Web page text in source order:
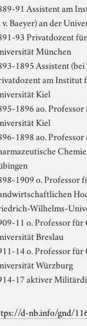
91 Assistent am
v. Baeyer) an der
93 Privatdozent
München
1895 Assistent
am Institut
Kiel
1896 ao.
Kiel
1898 ao.
1909 o. Professor
Wilhelms-
11 o. Professor für
Breslau
14 o. Professor für
Würzburg
17 aktiver
d-nb.info/gnd/